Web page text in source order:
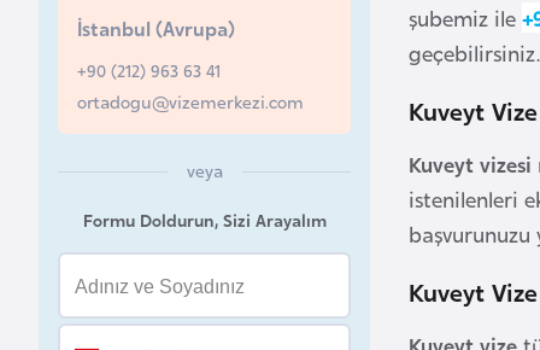
şubemiz ile
geçebilirsiniz.
Kuveyt
Kuveyt vizesi
istenilenleri
başvurunuzu
Kuveyt
İstanbul (Avrupa)
+90 (212) 963 63 41
ortadogu@vizemerkezi.com
veya
Formu Doldurun, Sizi Arayalım
s
B
e
l
i
a